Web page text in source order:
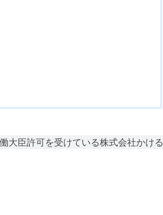
大臣許可を受けている株式会社かける